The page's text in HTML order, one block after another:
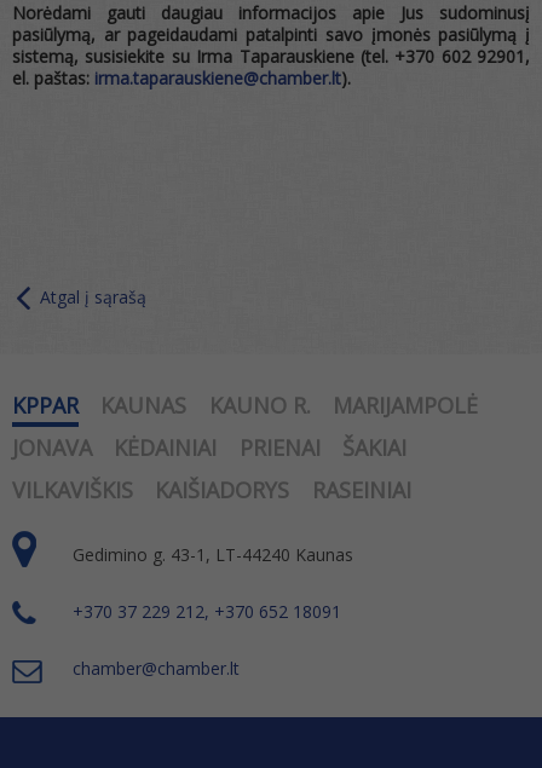
Norėdami gauti daugiau informacijos apie Jus sudominusį
pasiūlymą, ar pageidaudami patalpinti savo įmonės pasiūlymą į
sistemą, susisiekite su Irma Taparauskiene (tel. +370 602 92901,
el. paštas: irma.taparauskiene@chamber.lt).
Atgal į sąrašą
KPPAR KAUNAS KAUNO R.
MARIJAMPOLĖ
JONAVA
KĖDAINIAI PRIENAI
ŠAKIAI
VILKAVIŠKIS
KAIŠIADORYS RASEINIAI
Gedimino g. 43-1, LT-44240 Kaunas
+370 37 229 212, +370 652 18091
chamber@chamber.lt